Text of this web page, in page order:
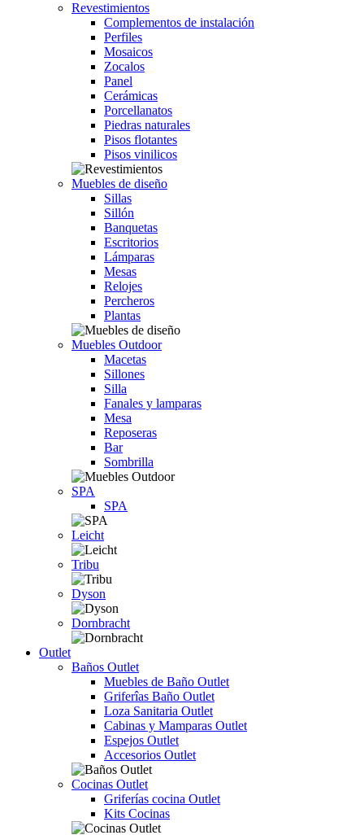
Revestimientos
Complementos de instalación
Perfiles
Mosaicos
Zocalos
Panel
Cerámicas
Porcellanatos
Piedras naturales
Pisos flotantes
Pisos vinilicos
Muebles de diseño
Sillas
Sillón
Banquetas
Escritorios
Lámparas
Mesas
Relojes
Percheros
Plantas
Muebles Outdoor
Macetas
Sillones
Silla
Fanales y lamparas
Mesa
Reposeras
Bar
Sombrilla
SPA
SPA
Leicht
Tribu
Dyson
Dornbracht
Outlet
Baños Outlet
Muebles de Baño Outlet
Griferîas Baño Outlet
Loza Sanitaria Outlet
Cabinas y Mamparas Outlet
Espejos Outlet
Accesorios Outlet
Cocinas Outlet
Griferías cocina Outlet
Kits Cocinas